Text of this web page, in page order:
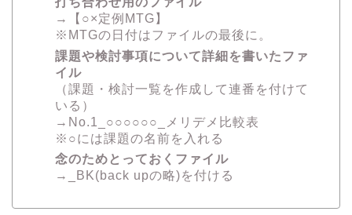
→【○×定例MTG】
※MTGの日付はファイルの最後に。
課題や検討事項について詳細を書いたファ
イル
（課題・検討一覧を作成して連番を付けて
いる）
→No.1_○○○○○○_メリデメ比較表
※○には課題の名前を入れる
念のためとっておくファイル
→_BK(back upの略)を付ける